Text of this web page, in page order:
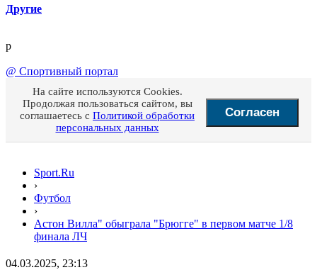
Другие
p
@ Спортивный портал
На сайте используются Cookies.
Продолжая пользоваться сайтом, вы
соглашаетесь с Политикой обработки
персональных данных
Согласен
Sport.Ru
›
Футбол
›
Астон Вилла" обыграла "Брюгге" в первом матче 1/8
финала ЛЧ
04.03.2025, 23:13